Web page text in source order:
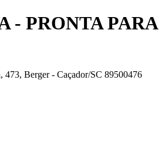
- PRONTA PARA
473, Berger - Caçador/SC 89500476